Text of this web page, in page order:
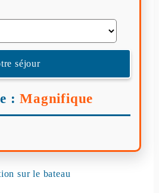
séjour
:Magnifique
sur le bateau